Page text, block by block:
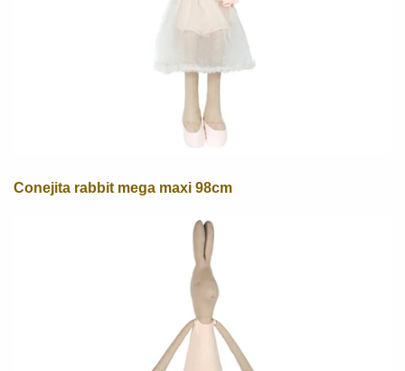
Conejita rabbit mega maxi 98cm